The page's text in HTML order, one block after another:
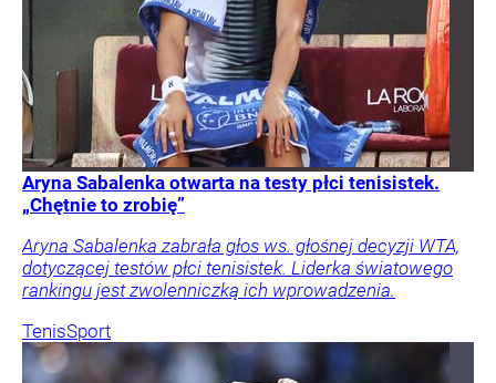
Aryna Sabalenka otwarta na testy płci tenisistek.
„Chętnie to zrobię”
Aryna Sabalenka zabrała głos ws. głośnej decyzji WTA,
dotyczącej testów płci tenisistek. Liderka światowego
rankingu jest zwolenniczką ich wprowadzenia.
TenisSport